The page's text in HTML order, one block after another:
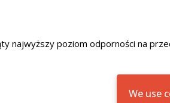
najwyższy poziom odporności na
We use